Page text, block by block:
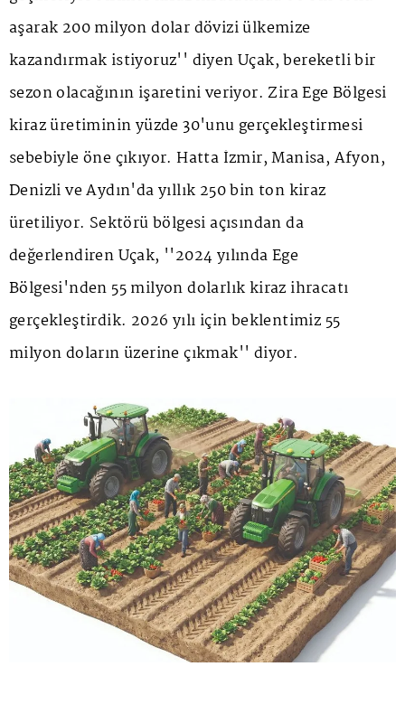
aşarak 200 milyon dolar dövizi ülkemize
kazandırmak istiyoruz'' diyen Uçak, bereketli bir
sezon olacağının işaretini veriyor. Zira Ege Bölgesi
kiraz üretiminin yüzde 30'unu gerçekleştirmesi
sebebiyle öne çıkıyor. Hatta İzmir, Manisa, Afyon,
Denizli ve Aydın'da yıllık 250 bin ton kiraz
üretiliyor. Sektörü bölgesi açısından da
değerlendiren Uçak, ''2024 yılında Ege
Bölgesi'nden 55 milyon dolarlık kiraz ihracatı
gerçekleştirdik. 2026 yılı için beklentimiz 55
milyon doların üzerine çıkmak'' diyor.